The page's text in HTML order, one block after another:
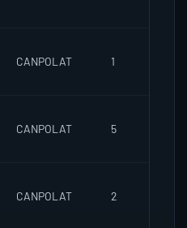
CANPOLAT 1
CANPOLAT 5
CANPOLAT 2